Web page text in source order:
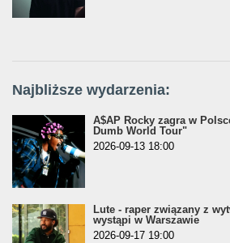
Najbliższe wydarzenia:
A$AP Rocky zagra w
Dumb World Tour"
2026-09-13 18:00
Lute - raper związany z
wystąpi w Warszawie
2026-09-17 19:00